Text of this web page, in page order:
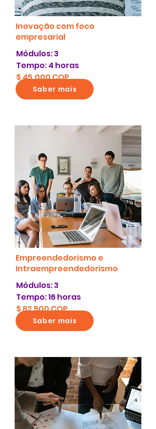
Inovação com foco
empresarial
Saber mais
Módulos: 3
Tempo: 4 horas
$ 45.000 COP
Empreendedorismo e
Intraempreendedorismo
Saber mais
Módulos: 3
Tempo: 16 horas
$ 82.500 COP